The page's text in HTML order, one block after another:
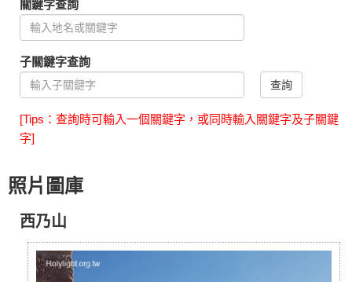
關鍵字查詢
子關鍵字查詢
查詢
[Tips：查詢時可輸入一個關鍵字，或同時輸入關鍵字及子關鍵
字]
照片圖庫
西乃山